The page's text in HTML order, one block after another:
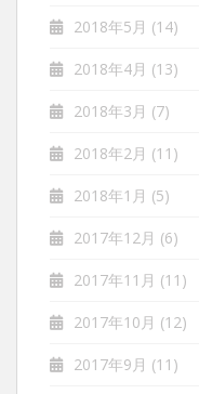
2018年5月 (14)
2018年4月 (13)
2018年3月 (7)
2018年2月 (11)
2018年1月 (5)
2017年12月 (6)
2017年11月 (11)
2017年10月 (12)
2017年9月 (11)